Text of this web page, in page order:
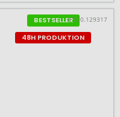
BESTSELLER
48H PRODUKTION
# 500.129317